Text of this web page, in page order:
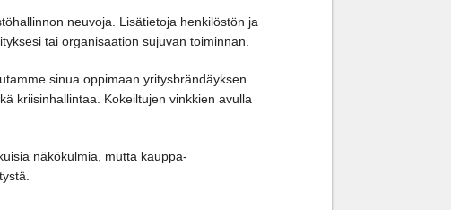
neuvoja. Lisätietoja henkilöstön ja
tai organisaation sujuvan toiminnan.
sinua oppimaan yritysbrändäyksen
kriisinhallintaa. Kokeiltujen vinkkien avulla
näkökulmia, mutta kauppa-